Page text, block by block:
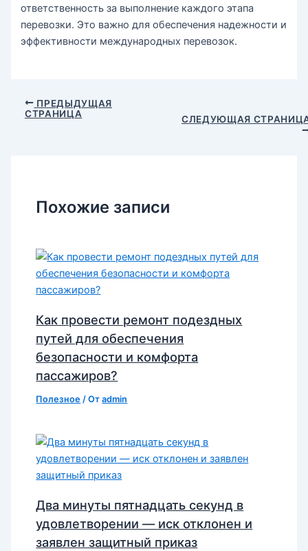
ответственность за выполнение каждого этапа
перевозки. Это важно для обеспечения надежности и
эффективности международных перевозок.
Навигация
ПРЕДЫДУЩАЯ
СТРАНИЦА
СЛЕДУЮЩАЯ
Похожие записи
Как провести ремонт подездных
путей для обеспечения
безопасности и комфорта
пассажиров?
Полезное / Отadmin
Два минуты пятнадцать секунд в
удовлетворении — иск отклонен и
заявлен защитный приказ